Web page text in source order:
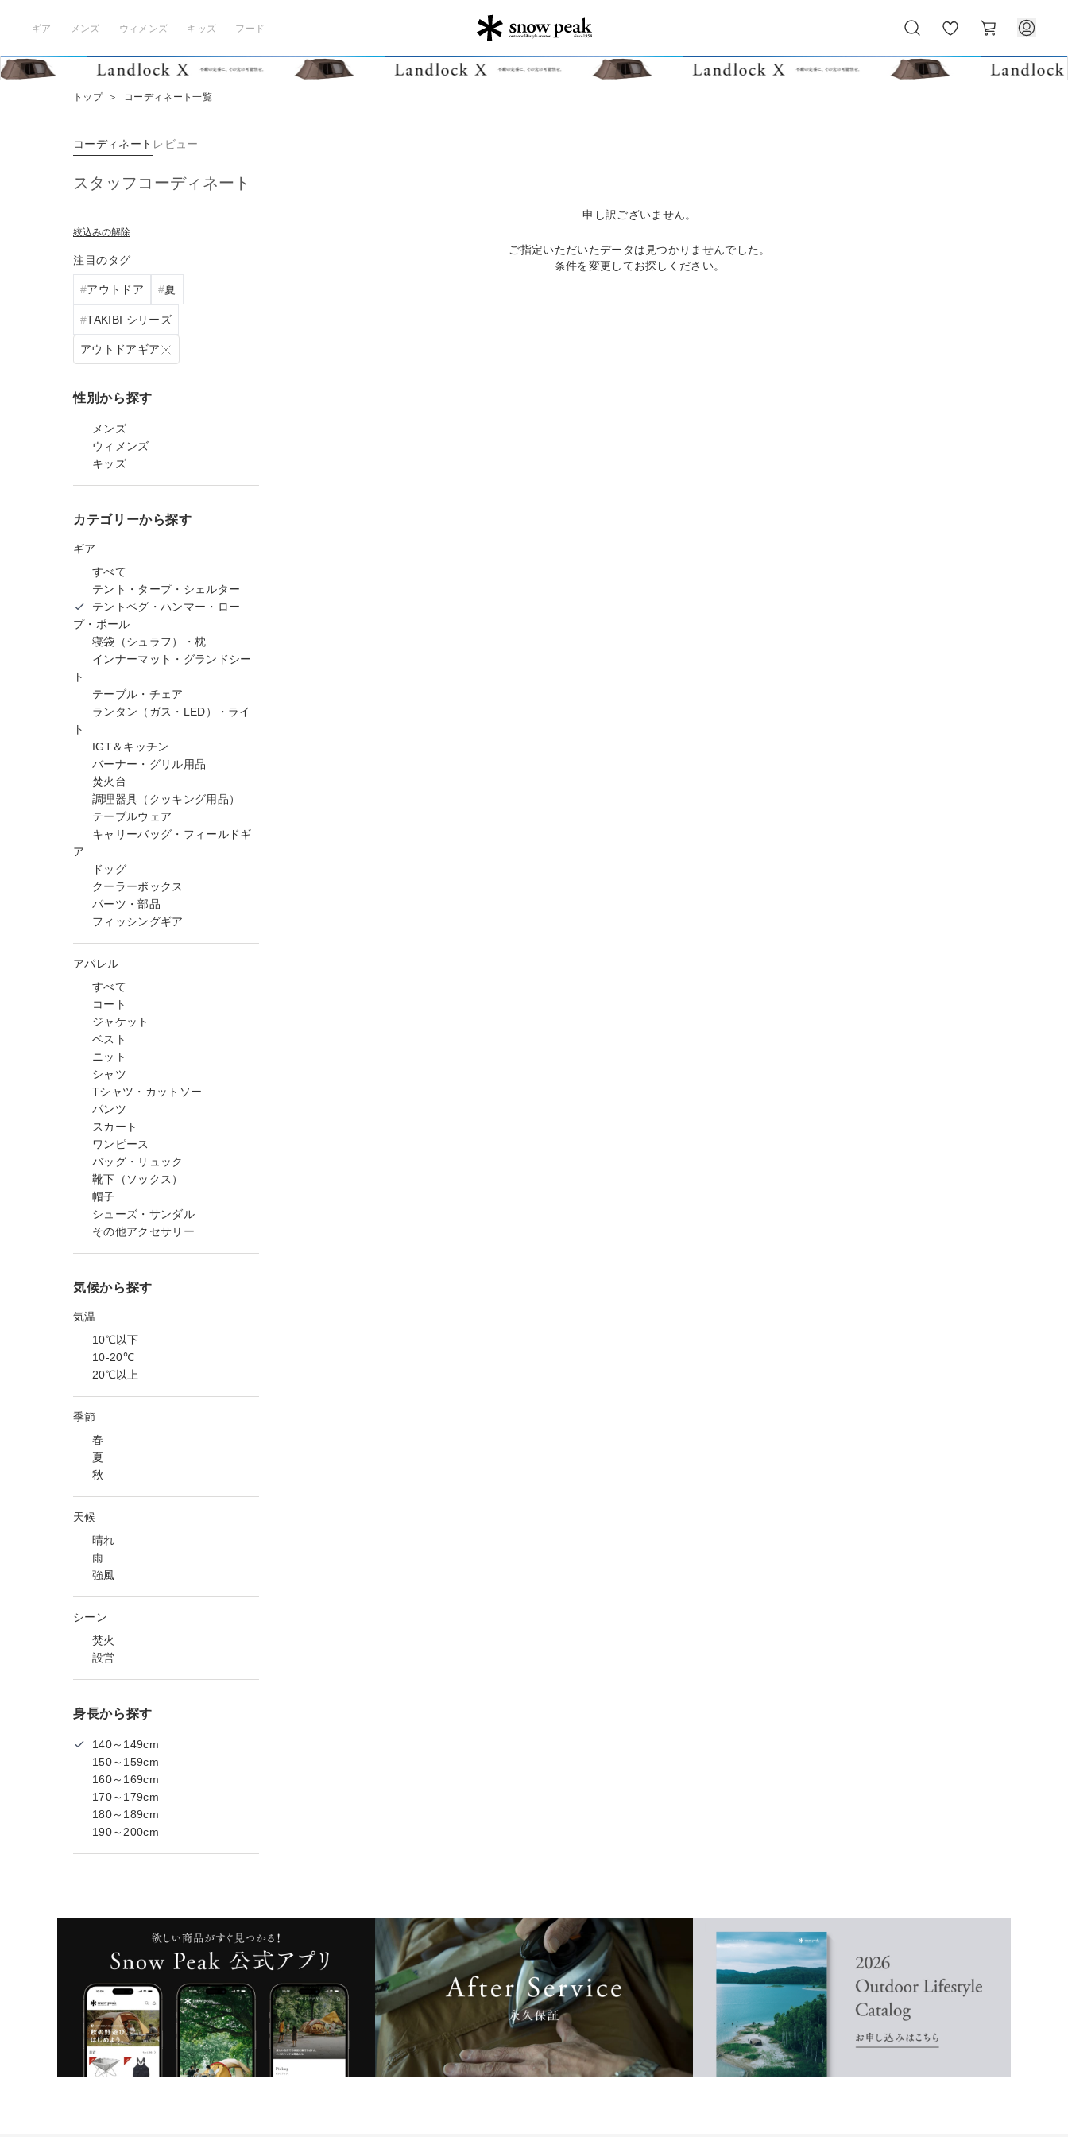
ギア メンズ ウィメンズ キッズ フード
気
に
ー
ト
トップ ＞ コーディネート一覧
コーディネート レビュー
スタッフコーディネート
絞込みの解除
注目のタグ
アウトドア 夏
TAKIBI シリーズ
アウトドアギア
性別から探す
メンズ
ウィメンズ
キッズ
カテゴリーから探す
ギア
すべて
テント・タープ・シェルター
テントペグ・ハンマー・ロー
プ・ポール
寝袋（シュラフ）・枕
インナーマット・グランドシー
ト
テーブル・チェア
ランタン（ガス・LED）・ライ
ト
IGT＆キッチン
バーナー・グリル用品
焚火台
調理器具（クッキング用品）
テーブルウェア
キャリーバッグ・フィールドギ
ア
ドッグ
クーラーボックス
パーツ・部品
フィッシングギア
アパレル
すべて
コート
ジャケット
ベスト
ニット
シャツ
Tシャツ・カットソー
パンツ
スカート
ワンピース
バッグ・リュック
靴下（ソックス）
帽子
シューズ・サンダル
その他アクセサリー
気候から探す
気温
10℃以下
10-20℃
20℃以上
季節
春
夏
秋
天候
晴れ
雨
強風
シーン
焚火
設営
身長から探す
140～149cm
150～159cm
160～169cm
170～179cm
180～189cm
190～200cm
申し訳ございません。
ご指定いただいたデータは見つかりませんでした。
条件を変更してお探しください。